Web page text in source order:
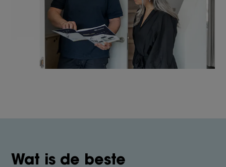
Wat is de beste